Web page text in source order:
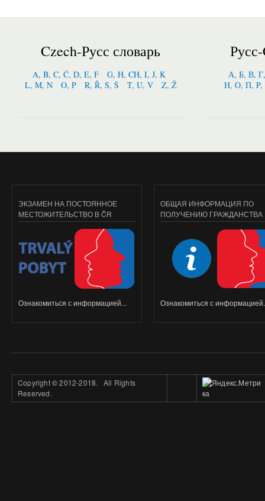
Czech-Русс словарь
A, B, C, Č, D, E, F
G, H, CH, I, J, K
L, M, N
O, P R, Ř, S, Š T, U, V Z, Ž
А, Б, В,
Н, О, П,
ЭКЗАМЕН НА ПОСТОЯННОЕ
МЕСТОЖИТЕЛЬСТВО В ČR
Ознакомиться с информацией...
ОБЩАЯ ИНФОРМАЦИЯ ПО
ПОЛУЧЕНИЮ ГРАЖДАНСТВА
Ознакомиться с
Copyright©2012-2018. All Rights
Reserved.